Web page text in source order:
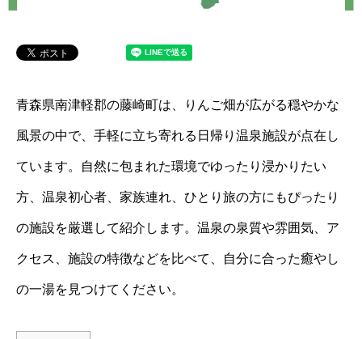
青森県南津軽郡の藤崎町は、りんご畑が広がる穏やかな
風景の中で、手軽に立ち寄れる日帰り温泉施設が点在し
ています。自然に包まれた環境でゆったり浸かりたい
方、温泉初心者、家族連れ、ひとり旅の方にもぴったり
の施設を厳選して紹介します。温泉の泉質や雰囲気、ア
クセス、施設の特徴などを比べて、自分に合った癒やし
の一湯を見つけてください。